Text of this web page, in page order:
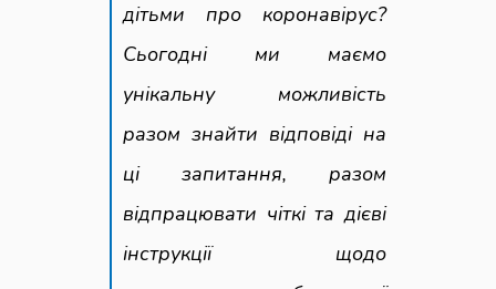
дітьми про коронавірус?
Сьогодні ми маємо
унікальну можливість
разом знайти відповіді на
ці запитання, разом
відпрацювати чіткі та дієві
інструкції щодо